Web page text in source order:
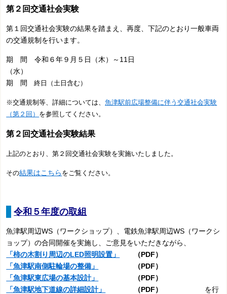
第２回交通社会実験
第１回交通社会実験の結果を踏まえ、再度、下記のとおり一般車両
の交通規制を行います。
期 間 令和６年９月５日（木）～11日
（水
期 間
終日（土日含む）
※交通規制等、詳細については、魚津駅前広場整備に伴う交通社会実験
（第２回） を参照してください。
第２回交通社会実験結果
上記のとおり、第２回交通社会実験を実施いたしました。
その結果はこちら をご覧ください。
令和５年度の取組
魚津駅周辺WS（ワークショップ）、電鉄魚津駅周辺WS（ワークシ
ョップ）の合同開催を実施し、ご意見をいただきながら、
「柿の木割り周辺のLED照明設置」
（PDF）
「魚津駅南側駐輪場の整備」
（PDF）
「魚津駅東広場の基本設計」
（PDF）
「魚津駅地下道線の詳細設計」
（PDF）
を行